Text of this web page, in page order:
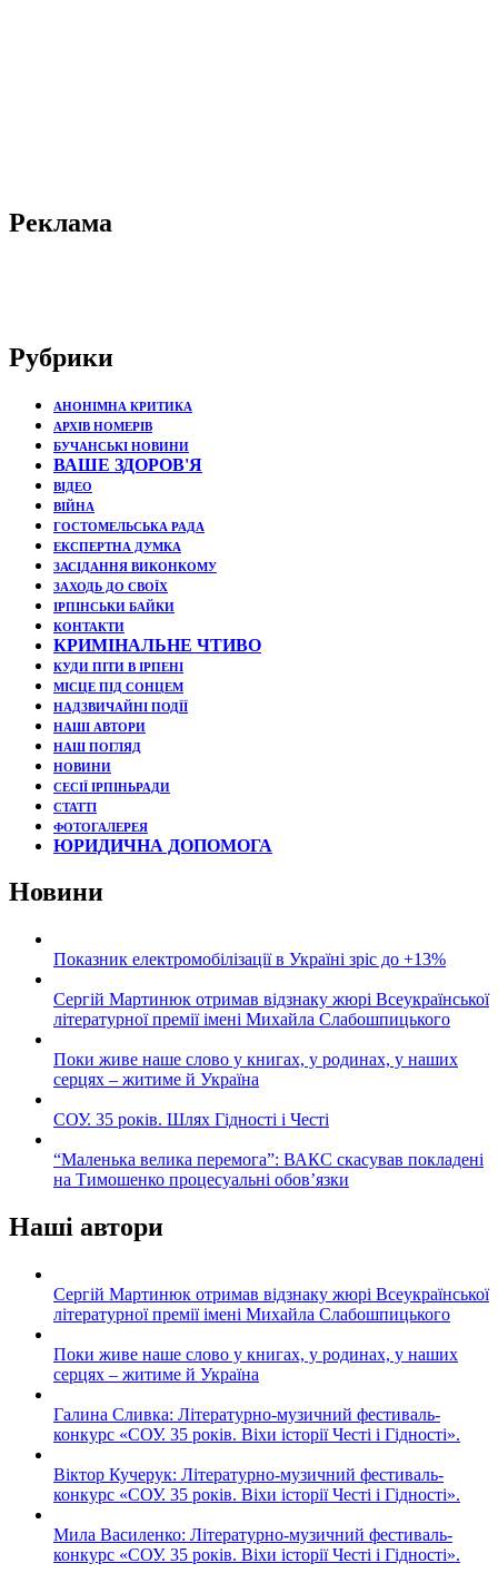
Реклама
Рубрики
АНОНІМНА КРИТИКА
АРХІВ НОМЕРІВ
БУЧАНСЬКІ НОВИНИ
ВАШЕ ЗДОРОВ'Я
ВІДЕО
ВІЙНА
ГОСТОМЕЛЬСЬКА РАДА
ЕКСПЕРТНА ДУМКА
ЗАСІДАННЯ ВИКОНКОМУ
ЗАХОДЬ ДО СВОЇХ
ІРПІНСЬКИ БАЙКИ
КОНТАКТИ
КРИМІНАЛЬНЕ ЧТИВО
КУДИ ПІТИ В ІРПЕНІ
МІСЦЕ ПІД СОНЦЕМ
НАДЗВИЧАЙНІ ПОДЇЇ
НАШІ АВТОРИ
НАШ ПОГЛЯД
НОВИНИ
СЕСІЇ ІРПІНЬРАДИ
СТАТТІ
ФОТОГАЛЕРЕЯ
ЮРИДИЧНА ДОПОМОГА
Новини
Показник електромобілізації в Україні зріс до +13%
Сергій Мартинюк отримав відзнаку жюрі Всеукраїнської
літературної премії імені Михайла Слабошпицького
Поки живе наше слово у книгах, у родинах, у наших
серцях – житиме й Україна
СОУ. 35 років. Шлях Гідності і Честі
“Маленька велика перемога”: ВАКС скасував покладені
на Тимошенко процесуальні обов’язки
Наші автори
Сергій Мартинюк отримав відзнаку жюрі Всеукраїнської
літературної премії імені Михайла Слабошпицького
Поки живе наше слово у книгах, у родинах, у наших
серцях – житиме й Україна
Галина Сливка: Літературно-музичний фестиваль-
конкурс «СОУ. 35 років. Віхи історії Честі і Гідності».
Віктор Кучерук: Літературно-музичний фестиваль-
конкурс «СОУ. 35 років. Віхи історії Честі і Гідності».
Мила Василенко: Літературно-музичний фестиваль-
конкурс «СОУ. 35 років. Віхи історії Честі і Гідності».